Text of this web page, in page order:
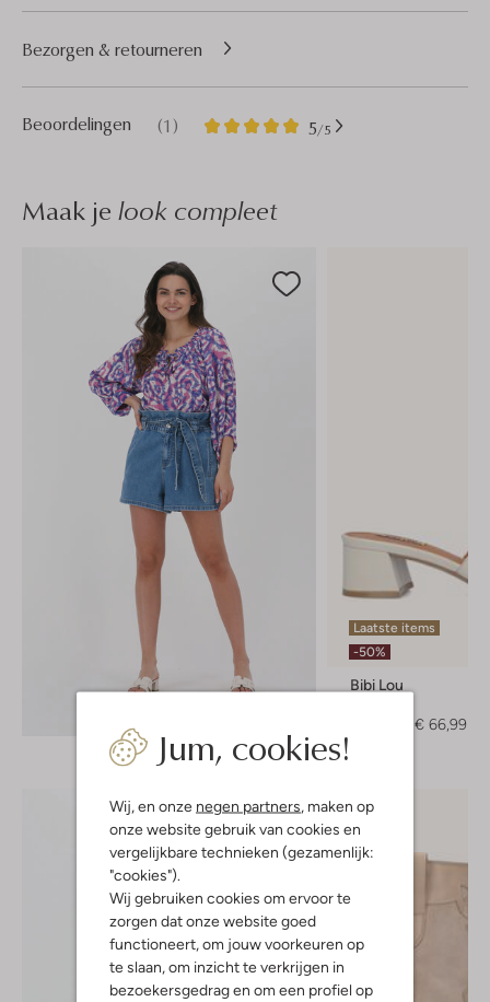
Jum, cookies!
Wij, en onze negen partners, maken op
onze website gebruik van cookies en
vergelijkbare technieken (gezamenlijk:
"cookies").
Wij gebruiken cookies om ervoor te
zorgen dat onze website goed
functioneert, om jouw voorkeuren op
te slaan, om inzicht te verkrijgen in
bezoekersgedrag en om een profiel op
Beoordelingen (1) 5/5
1
5
Bezorgen & retourneren
Maak je look compleet
Laatste items
-50%
Bibi Lou
€ 66,99